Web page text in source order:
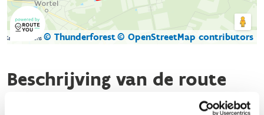
Kaartgegevens © Thunderforest© OpenStreetMap contributors
Beschrijving van de route
De looproute in Hoogstraten, specifiek in het prachtige